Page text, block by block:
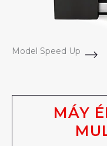
Model Speed Up
MÁY